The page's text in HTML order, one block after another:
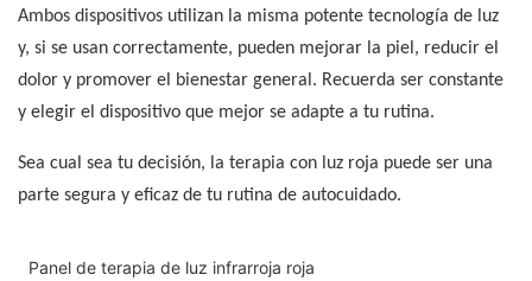
Ambos dispositivos utilizan la misma potente tecnología de luz
y, si se usan correctamente, pueden mejorar la piel, reducir el
dolor y promover el bienestar general. Recuerda ser constante
y elegir el dispositivo que mejor se adapte a tu rutina.
Sea cual sea tu decisión, la terapia con luz roja puede ser una
parte segura y eficaz de tu rutina de autocuidado.
Panel de terapia de luz infrarroja roja